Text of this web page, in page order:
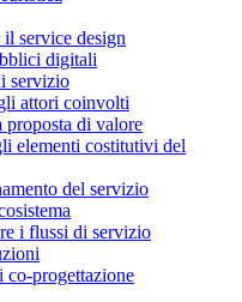
service design
digitali
servizio
attori coinvolti
proposta di valore
elementi costitutivi del
del servizio
i flussi di servizio
co-progettazione